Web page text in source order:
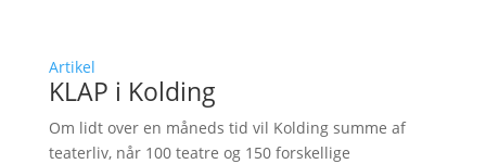
Artikel
KLAP i Kolding
Om lidt over en måneds tid vil Kolding summe af
teaterliv, når 100 teatre og 150 forskellige